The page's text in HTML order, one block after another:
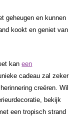
geheugen en kunnen
kookt en geniet van
kaneen
cadeau zal zeker
creëren. Wil
bekijk
een tropisch strand